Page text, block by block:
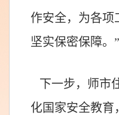
作安全，为各项
坚实保密保障。”
下一步，师市
化国家安全教育